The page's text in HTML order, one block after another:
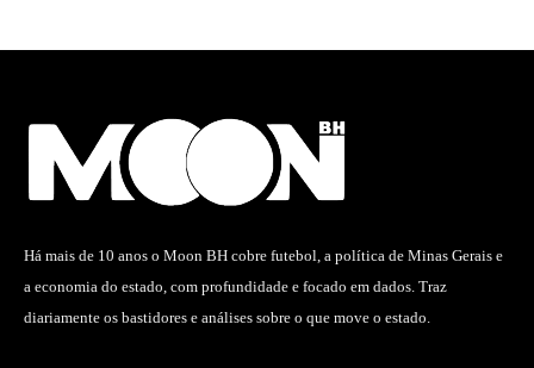
Há mais de 10 anos o Moon BH cobre futebol, a política de Minas Gerais e
a economia do estado, com profundidade e focado em dados. Traz
diariamente os bastidores e análises sobre o que move o estado.